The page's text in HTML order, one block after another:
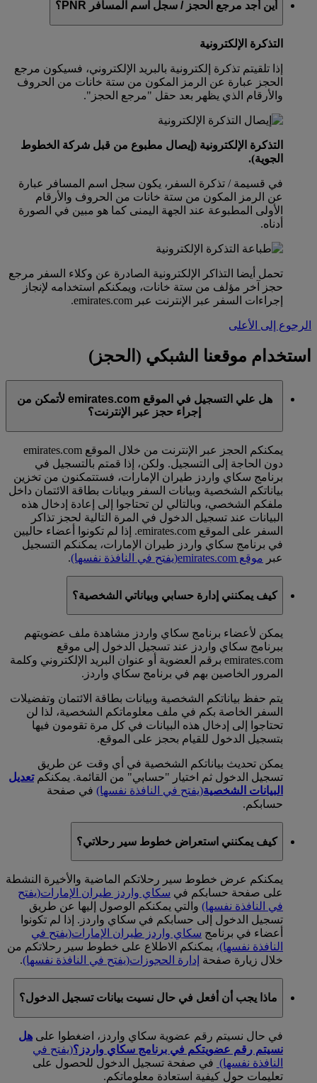
أين أجد مرجع الحجز / سجل اسم المسافر PNR؟
التذكرة الإلكترونية
إذا تلقيتم تذكرة إلكترونية بالبريد الإلكتروني، فسيكون مرجع
الحجز عبارة عن الرمز المكون من ستة خانات من الحروف
والأرقام الذي يظهر بعد حقل "مرجع الحجز".
التذكرة الإلكترونية (إيصال مطبوع من قبل شركة الخطوط
الجوية).
في قسيمة / تذكرة السفر، يكون سجل اسم المسافر عبارة
عن الرمز المكون من ستة خانات من الحروف والأرقام
الأولى المطبوعة عند الجهة اليمنى كما هو مبين في الصورة
أدناه.
تحمل أيضا التذاكر الإلكترونية الصادرة عن وكلاء السفر مرجع
حجز آخر مؤلف من ستة خانات، ويمكنكم استخدامه لإنجاز
إجراءات السفر عبر الإنترنت عبر emirates.com.
الرجوع إلى الأعلى
استخدام موقعنا الشبكي (الحجز)
هل علي التسجيل في الموقع emirates.com لأتمكن من
إجراء حجز عبر الإنترنت؟
يمكنكم الحجز عبر الإنترنت من خلال الموقع emirates.com
دون الحاجة إلى التسجيل. ولكن، إذا قمتم بالتسجيل في
برنامج سكاي واردز طيران الإمارات، فستتمكنون من تخزين
بياناتكم الشخصية وبيانات السفر وبيانات بطاقة الائتمان داخل
ملفكم الشخصي، وبالتالي لن تحتاجوا إلى إعادة إدخال هذه
البيانات عند تسجيل الدخول في المرة التالية لحجز تذاكر
السفر على الموقع emirates.com. إذا لم تكونوا أعضاء حاليين
في برنامج سكاي واردز طيران الإمارات، يمكنكم التسجيل
عبر موقع emirates.com (يفتح في النافذة نفسها).
كيف يمكنني إدارة حسابي وبياناتي الشخصية؟
يمكن لأعضاء برنامج سكاي واردز مشاهدة ملف عضويتهم
ببرنامج سكاي واردز عند تسجيل الدخول إلى موقع
emirates.com برقم العضوية أو عنوان البريد الإلكتروني وكلمة
المرور الخاصين بهم في برنامج سكاي واردز.
يتم حفظ بياناتكم الشخصية وبيانات بطاقة الائتمان وتفضيلات
السفر الخاصة بكم في ملف معلوماتكم الشخصية، لذا لن
تحتاجوا إلى إدخال هذه البيانات في كل مرة تقومون فيها
بتسجيل الدخول للقيام بحجز على الموقع.
يمكن تحديث بياناتكم الشخصية في أي وقت عن طريق
تسجيل الدخول ثم اختيار "حسابي" من القائمة. يمكنكمتعديل
البيانات الشخصية(يفتح في النافذة نفسها) في صفحة
حسابكم.
كيف يمكنني استعراض خطوط سير رحلاتي؟
يمكنكم عرض خطوط سير رحلاتكم الماضية والأخيرة النشطة
على صفحة حسابكم في سكاي واردز طيران الإمارات(يفتح
في النافذة نفسها) والتي يمكنكم الوصول إليها عن طريق
تسجيل الدخول إلى حسابكم في سكاي واردز. إذا لم تكونوا
أعضاء في برنامج سكاي واردز طيران الإمارات(يفتح في
النافذة نفسها)، يمكنكم الاطلاع على خطوط سير رحلاتكم من
خلال زيارة صفحة إدارة الحجوزات(يفتح في النافذة نفسها).
ماذا يجب أن أفعل في حال نسيت بيانات تسجيل الدخول؟
في حال نسيتم رقم عضوية سكاي واردز، اضغطوا على هل
نسيتم رقم عضويتكم في برنامج سكاي واردز؟(يفتح في
النافذة نفسها) في صفحة تسجيل الدخول للحصول على
تعليمات حول كيفية استعادة معلوماتكم.